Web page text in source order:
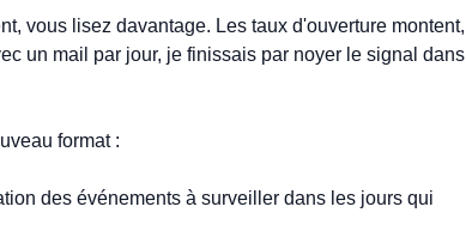
vous lisez davantage. Les taux d'ouverture montent,
un mail par jour, je finissais par noyer le signal dans
format :
des événements à surveiller dans les jours qui